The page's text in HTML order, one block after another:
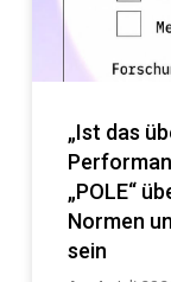
„Ist das
„POLE“
Normen
sein